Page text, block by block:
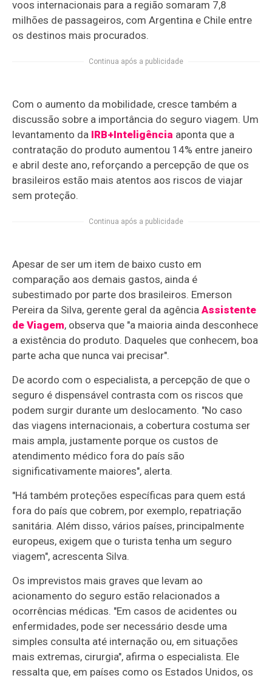
voos internacionais para a região somaram 7,8
milhões de passageiros, com Argentina e Chile entre
os destinos mais procurados.
Continua após a publicidade
Com o aumento da mobilidade, cresce também a
discussão sobre a importância do seguro viagem. Um
levantamento da IRB+Inteligência aponta que a
contratação do produto aumentou 14% entre janeiro
e abril deste ano, reforçando a percepção de que os
brasileiros estão mais atentos aos riscos de viajar
sem proteção.
Continua após a publicidade
Apesar de ser um item de baixo custo em
comparação aos demais gastos, ainda é
subestimado por parte dos brasileiros. Emerson
Pereira da Silva, gerente geral da agênciaAssistente
de Viagem, observa que "a maioria ainda desconhece
a existência do produto. Daqueles que conhecem, boa
parte acha que nunca vai precisar".
De acordo com o especialista, a percepção de que o
seguro é dispensável contrasta com os riscos que
podem surgir durante um deslocamento. "No caso
das viagens internacionais, a cobertura costuma ser
mais ampla, justamente porque os custos de
atendimento médico fora do país são
significativamente maiores", alerta.
"Há também proteções específicas para quem está
fora do país que cobrem, por exemplo, repatriação
sanitária. Além disso, vários países, principalmente
europeus, exigem que o turista tenha um seguro
viagem", acrescenta Silva.
Os imprevistos mais graves que levam ao
acionamento do seguro estão relacionados a
ocorrências médicas. "Em casos de acidentes ou
enfermidades, pode ser necessário desde uma
simples consulta até internação ou, em situações
mais extremas, cirurgia", afirma o especialista. Ele
ressalta que, em países como os Estados Unidos, os